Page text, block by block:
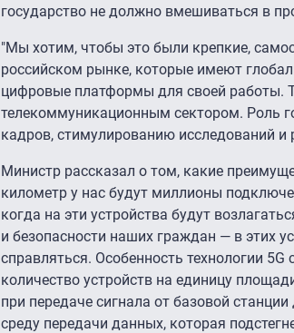
государство не должно вмешиваться в
"Мы хотим, чтобы это были крепкие,
российском рынке, которые имеют
цифровые платформы для своей работы.
телекоммуникационным сектором. Роль
кадров, стимулированию исследований и
Министр рассказал о том, какие
километр у нас будут миллионы
когда на эти устройства будут
и безопасности наших граждан — в этих
справляться. Особенность технологии
количество устройств на единицу
при передаче сигнала от базовой
среду передачи данных, которая